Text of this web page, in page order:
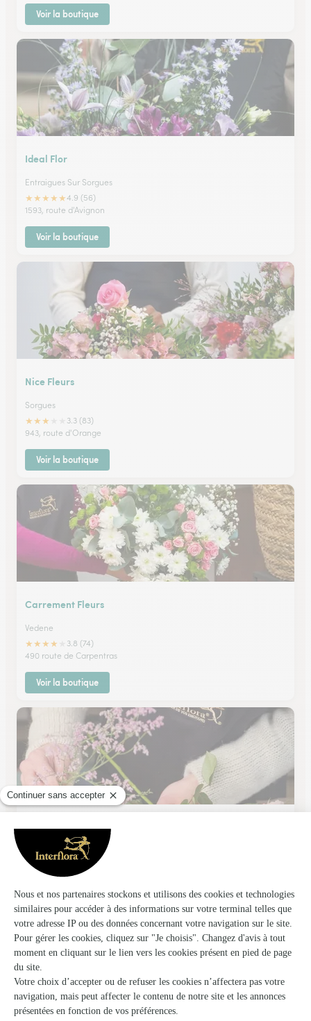
Voir la boutique
Ideal Flor
Entraigues Sur Sorgues
★★★★★4.9 (56)
1593, route d'Avignon
Voir la boutique
Nice Fleurs
Sorgues
★★★
3.3 (83)
943, route d'Orange
Voir la boutique
Carrement Fleurs
Vedene
★★★★
3.8 (74)
490 route de Carpentras
Voir la boutique
Arom’nature
Sorgues
★★
4.6 (56)
30, place de la République
Voir la boutique